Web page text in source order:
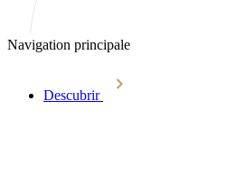
Navigation principale
Descubrir